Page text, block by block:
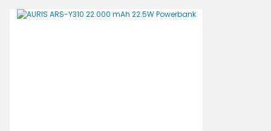
Ürün açıklamasında eksik bilgiler bulunuyor.